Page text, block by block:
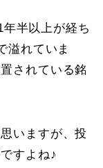
半以上が経ち
溢れていま
されている銘
いますが、投
すよね♪